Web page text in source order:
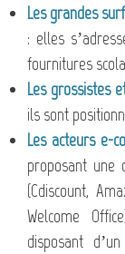
Les grandes
: elles
fournitures
Les grossistes
ils sont
Les acteurs e-
proposant une
(Cdiscount,
Welcome
disposant